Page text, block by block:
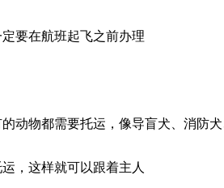
要在航班起飞之前办理
动物都需要托运，像导盲犬、消防
，这样就可以跟着主人